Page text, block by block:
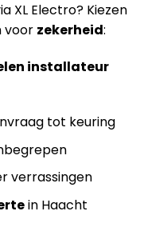
XL Electro? Kiezen
voor zekerheid:
installateur
tot keuring
verrassingen
in Haacht